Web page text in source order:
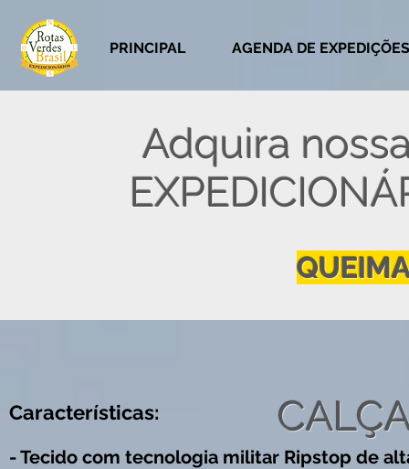
PRINCIPAL AGENDA DE EXPEDIÇÕES
Adquira
Características:
- Tecido com tecnologia militar Ripstop de